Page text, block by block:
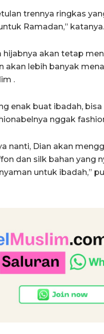
trennya ringkas
Ramadan,” katanya.
akan tetap
akan lebih banyak
.
enak buat ibadah,
nggak
nanti, Dian akan
dan silk bahan yang
untuk ibadah,”